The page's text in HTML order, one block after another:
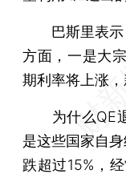
巴斯里表示
方面，一是大
期利率将上涨
为什么QE退
是这些国家自
跌超过15%，